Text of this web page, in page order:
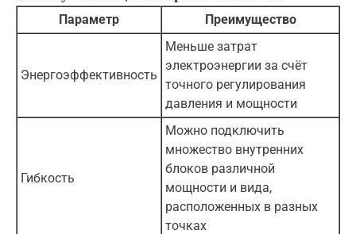
Параметр Преимущество
Энергоэффективность
Меньше затрат
электроэнергии за счёт
точного регулирования
давления и мощности
Гибкость
Можно подключить
множество внутренних
блоков различной
мощности и вида,
расположенных в разных
точках